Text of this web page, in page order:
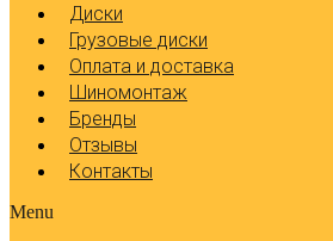
Диски
Грузовые диски
Оплата и доставка
Шиномонтаж
Бренды
Отзывы
Контакты
Menu